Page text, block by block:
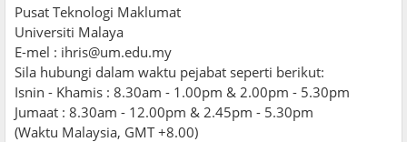
Pusat Teknologi Maklumat
Universiti Malaya
E-mel : ihris@um.edu.my
Sila hubungi dalam waktu pejabat seperti berikut:
Isnin - Khamis : 8.30am - 1.00pm & 2.00pm - 5.30pm
Jumaat : 8.30am - 12.00pm & 2.45pm - 5.30pm
(Waktu Malaysia, GMT +8.00)